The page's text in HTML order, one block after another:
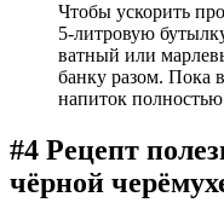
Чтобы ускорить
5-литровую
ватный или
банку разом. Пока
напиток полностью
#4 Рецепт
чёрной